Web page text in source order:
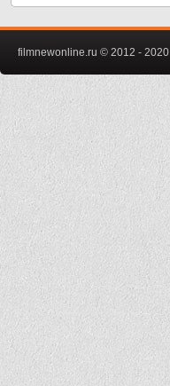
filmnewonline.ru © 2012 - 2020